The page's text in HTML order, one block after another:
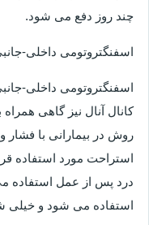
چند روز دفع می شود.
اسفنگتروتومی داخلی-
اسفنگتروتومی داخلی-
کانال آنال نیز گاهی
روش در بیمارانی با فشار
استراحت مورد استفاده
درد پس از عمل استفاده
استفاده می شود و خیلی